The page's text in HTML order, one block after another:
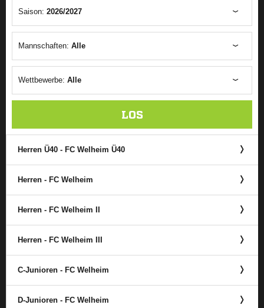
Saison: 2026/2027
Mannschaften: Alle
Wettbewerbe: Alle
LOS
Herren Ü40 - FC Welheim Ü40
Herren - FC Welheim
Herren - FC Welheim II
Herren - FC Welheim III
C-Junioren - FC Welheim
D-Junioren - FC Welheim